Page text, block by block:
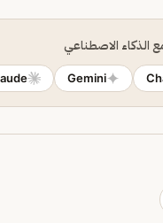
الذكاء الاصطناعي
Gemini